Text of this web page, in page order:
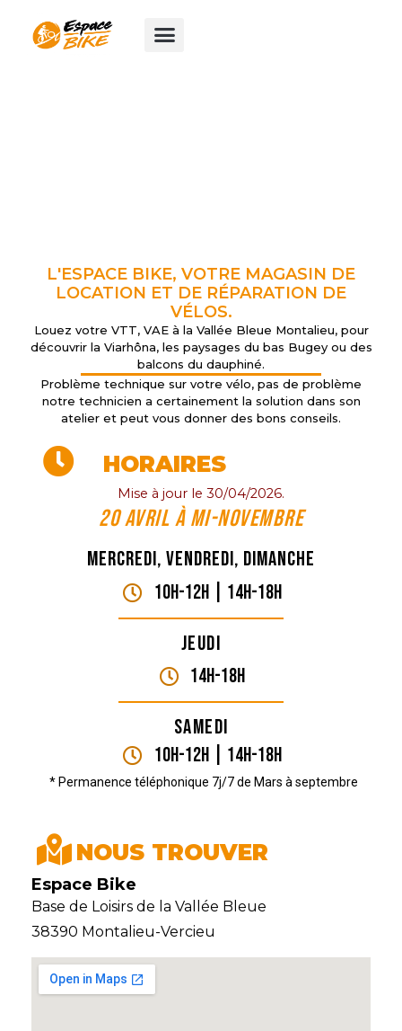
contenu
L'ESPACE BIKE, VOTRE MAGASIN DE
LOCATION ET DE RÉPARATION DE
VÉLOS.
Louez votre VTT, VAE à la Vallée Bleue Montalieu, pour
découvrir la Viarhôna, les paysages du bas Bugey ou des
balcons du dauphiné.
Problème technique sur votre vélo, pas de problème
notre technicien a certainement la solution dans son
atelier et peut vous donner des bons conseils.
HORAIRES
Mise à jour le 30/04/2026.
20 Avril à mi-novembre
Mercredi, vendredi, dimanche
10H-12H | 14H-18h
Jeudi
14H-18h
Samedi
10H-12H | 14H-18h
* Permanence téléphonique 7j/7 de Mars à septembre
NOUS TROUVER
Espace Bike
Base de Loisirs de la Vallée Bleue
38390 Montalieu-Vercieu